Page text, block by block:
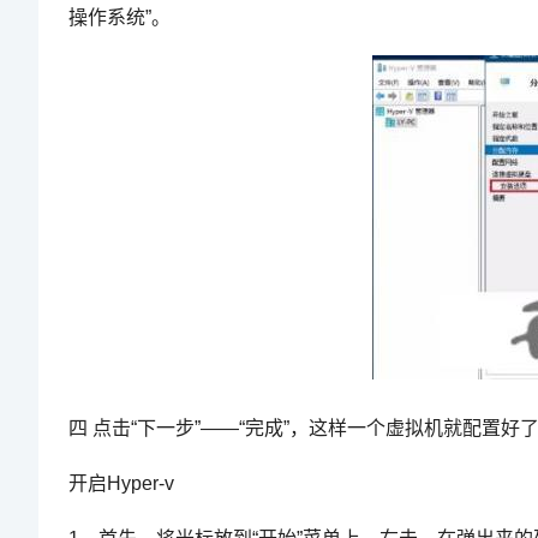
操作系统”。
四 点击“下一步”——“完成”，这样一个虚拟机就配置好
开启Hyper-v